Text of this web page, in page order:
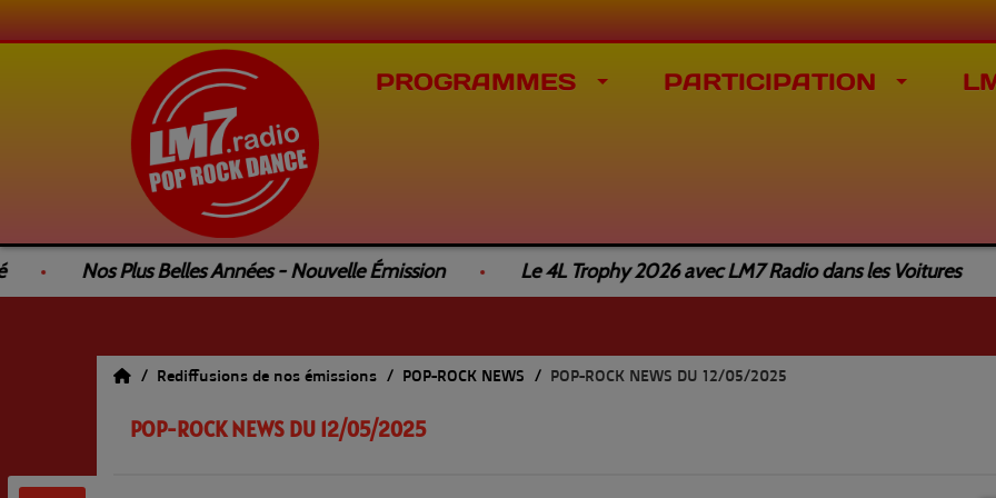
PROGRAMMES PARTICIPATION
Nos Plus Belles Années - Nouvelle Émission Le 4L Trophy 2026 avec LM7 Radio dans les Voitures
Rediffusions de nos émissions POP-ROCK NEWS POP-ROCK NEWS DU 12/05/2025
POP-ROCK NEWS DU 12/05/2025